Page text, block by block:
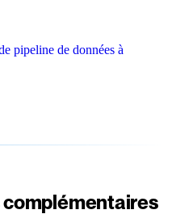
pipeline de données à